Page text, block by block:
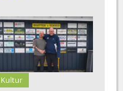
Kultur